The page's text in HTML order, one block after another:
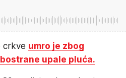
crkve umro je zbog
upale pluća.